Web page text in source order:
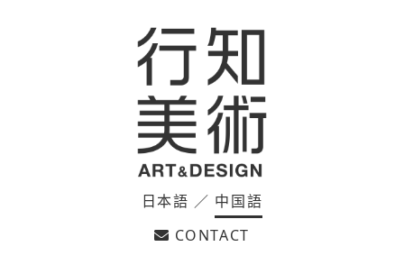
日本語 ／ 中国語
CONTACT